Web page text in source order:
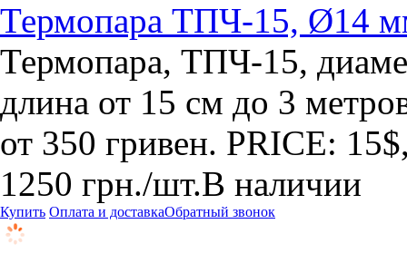
Термопара ТПЧ-15, Ø14
​Термопара, ТПЧ-15,
длина от 15 см до 3
от 350 гривен. PRICE:
1250 грн./шт.В наличии
Купить Оплата и доставкаОбратный звонок